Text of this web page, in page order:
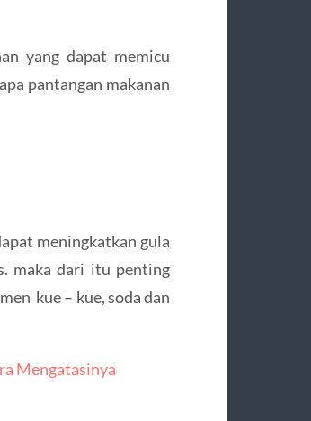
yang dapat memicu
pantangan makanan
meningkatkan gula
maka dari itu penting
kue – kue, soda dan
Mengatasinya